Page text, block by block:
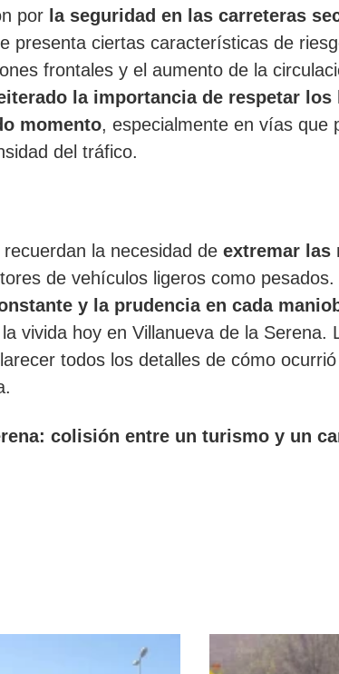
por la seguridad en las carreteras
presenta ciertas características de
frontales y el aumento de la
la importancia de respetar los
momento, especialmente en vías que
del tráfico.
la necesidad de extremar las
de vehículos ligeros como pesados.
y la prudencia en cada
vivida hoy en Villanueva de la Serena.
todos los detalles de cómo
colisión entre un turismo y un